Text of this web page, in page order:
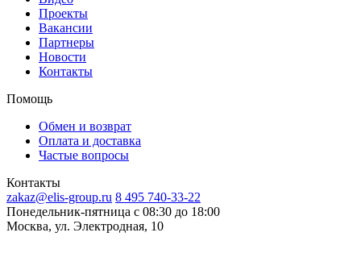
Проекты
Вакансии
Партнеры
Новости
Контакты
Помощь
Обмен и возврат
Оплата и доставка
Частые вопросы
Контакты
zakaz@elis-group.ru 8 495 740-33-22
Понедельник-пятница c 08:30 до 18:00
Москва, ул. Электродная, 10